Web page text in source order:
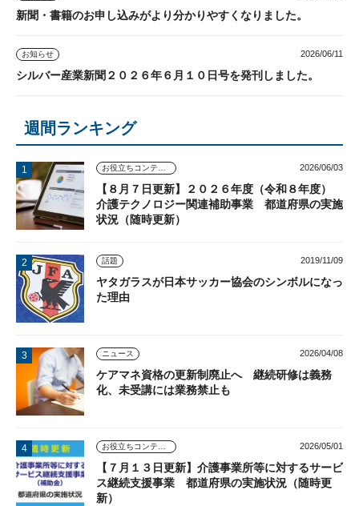
新聞・書籍のお申し込みがより分かりやすくなりました。
お知らせ 2026/06/11
シルバー産業新聞２０２６年６月１０日号を発刊しました。
週間ランキング
お役立ちコンテンツ 2026/06/03
【８月７日更新】２０２６年度（令和８年度）
介護テクノロジー関連補助事業 都道府県の実施
状況（随時更新）
話題 2019/11/09
ヤタガラスが日本サッカー協会のシンボルになっ
た理由
ニュース 2026/04/08
ケアマネ資格の更新制廃止へ 継続研修は義務
化、未受講には業務禁止も
お役立ちコンテンツ 2026/05/01
【７月１３日更新】介護事業所等に対するサービ
ス継続支援事業 都道府県の実施状況（随時更
新）